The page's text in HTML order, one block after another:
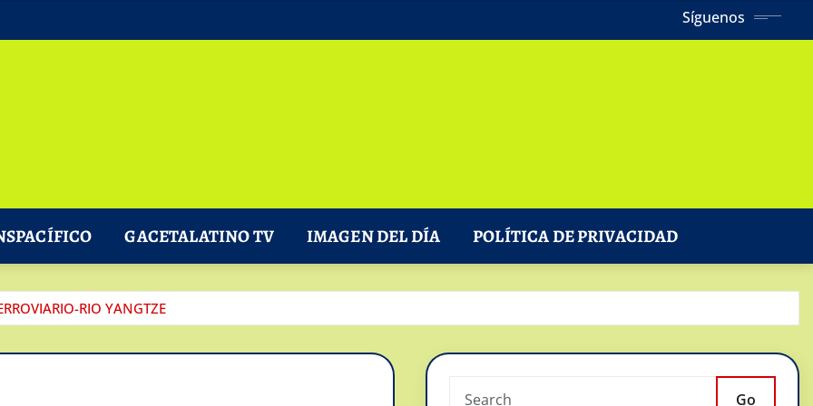
Síguenos
GACETALATINO TV IMAGEN DEL DÍA POLÍTICA DE PRIVACIDAD
RIO YANGTZE
Go